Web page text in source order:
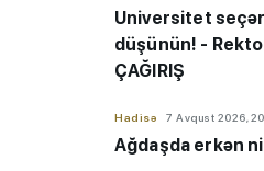
Universitet
düşünün! -
ÇAĞIRIŞ
Hadisə 7 Avqust 2026,
Ağdaşda erkən